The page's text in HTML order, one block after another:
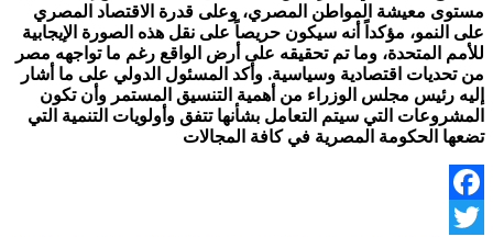
مستوى معيشة المواطن المصري، وعلى قدرة الاقتصاد المصري
على النمو، مؤكداً أنه سيكون حريصاً على نقل هذه الصورة الإيجابية
للأمم المتحدة، وما تم تحقيقه على أرض الواقع رغم ما تواجهه مصر
من تحديات اقتصادية وسياسية. وأكد المسئول الدولي على ما أشار
إليه رئيس مجلس الوزراء من أهمية التنسيق المستمر وأن تكون
المشروعات التي سيتم التعامل بشأنها تتفق وأولويات التنمية التي
تضعها الحكومة المصرية في كافة المجالات
Facebook